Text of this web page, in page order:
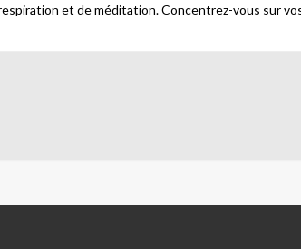
et de méditation. Concentrez-vous sur